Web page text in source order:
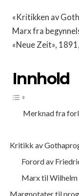
«Kritikken av
Marx fra
«Neue Zeit»,
Innhold
Merknad fra
Kritikk av
Forord av
Marx til Wilhelm
Margnotater til